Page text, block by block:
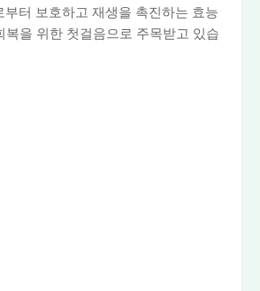
부터 보호하고 재생을 촉진하는 효능
복을 위한 첫걸음으로 주목받고 있습